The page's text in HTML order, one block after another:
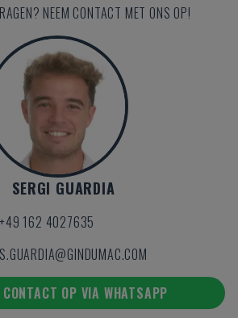
NEEM CONTACT MET ONS OP!
SERGI GUARDIA
+49 162 4027635
S.GUARDIA@GINDUMAC.COM
CONTACT OP VIA WHATSAPP